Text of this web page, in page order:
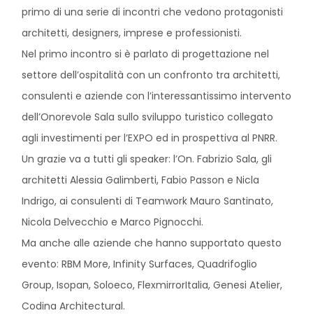
primo di una serie di incontri che vedono protagonisti
architetti, designers, imprese e professionisti.
Nel primo incontro si è parlato di progettazione nel
settore dell’ospitalità con un confronto tra architetti,
consulenti e aziende con l’interessantissimo intervento
dell’Onorevole Sala sullo sviluppo turistico collegato
agli investimenti per l’EXPO ed in prospettiva al PNRR.
Un grazie va a tutti gli speaker: l’On. Fabrizio Sala, gli
architetti Alessia Galimberti, Fabio Passon e Nicla
Indrigo, ai consulenti di Teamwork Mauro Santinato,
Nicola Delvecchio e Marco Pignocchi.
Ma anche alle aziende che hanno supportato questo
evento: RBM More, Infinity Surfaces, Quadrifoglio
Group, Isopan, Soloeco, FlexmirrorItalia, Genesi Atelier,
Codina Architectural.